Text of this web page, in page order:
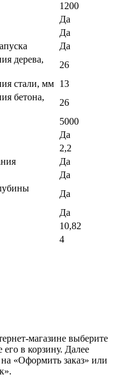
1200
Да
Да
Да
дерева,
26
стали, мм 13
бетона,
26
5000
Да
2,2
Да
Да
Да
Да
10,82
4
магазине выберите
в корзину. Далее
«Оформить заказ» или